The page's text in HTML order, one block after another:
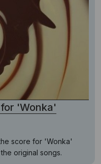
'Wonka'
score for 'Wonka'
original songs.